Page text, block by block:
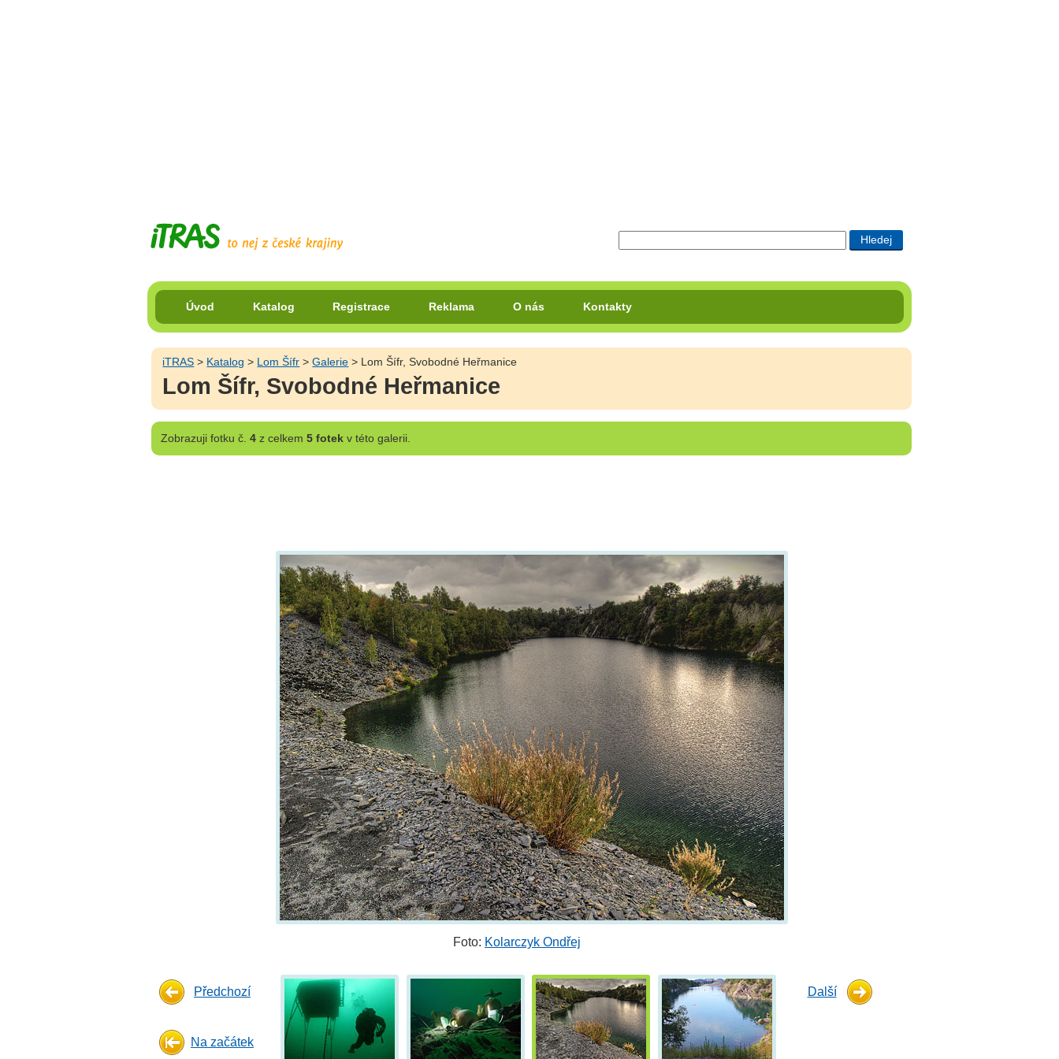
Úvod Katalog Registrace Reklama O nás Kontakty
iTRAS > Katalog > Lom Šífr >Galerie > Lom Šífr, Svobodné Heřmanice
Lom Šífr, Svobodné Heřmanice
Zobrazujifotku č. 4z celkem 5 fotekv této galerii.
Foto: Kolarczyk Ondřej
Předchozí
Na začátek
Další